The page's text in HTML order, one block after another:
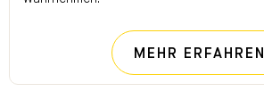
MEHR ERFAHREN